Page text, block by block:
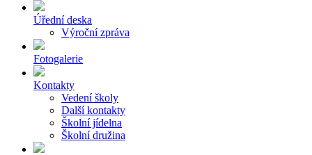
Úřední deska
Výroční zpráva
Fotogalerie
Kontakty
Vedení školy
Další kontakty
Školní jídelna
Školní družina